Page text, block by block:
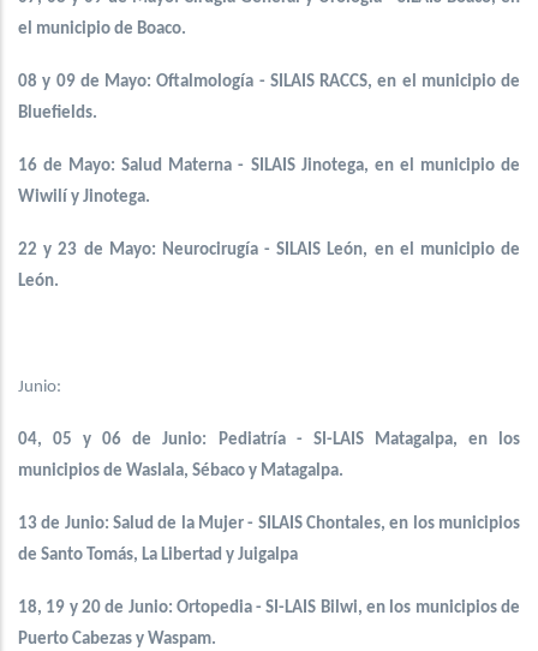
el municipio de Boaco.
08 y 09 de Mayo: Oftalmología - SILAIS RACCS, en el municipio de
Bluefields.
16 de Mayo: Salud Materna - SILAIS Jinotega, en el municipio de
Wiwilí y Jinotega.
22 y 23 de Mayo: Neurocirugía - SILAIS León, en el municipio de
León.
Junio:
04, 05 y 06 de Junio: Pediatría - SI-LAIS Matagalpa, en los
municipios de Waslala, Sébaco y Matagalpa.
13 de Junio: Salud de la Mujer - SILAIS Chontales, en los municipios
de Santo Tomás, La Libertad y Juigalpa
18, 19 y 20 de Junio: Ortopedia - SI-LAIS Bilwi, en los municipios de
Puerto Cabezas y Waspam.